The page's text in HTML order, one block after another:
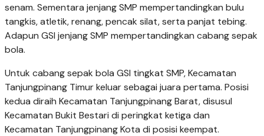
senam. Sementara jenjang SMP mempertandingkan bulu
tangkis, atletik, renang, pencak silat, serta panjat tebing.
Adapun GSI jenjang SMP mempertandingkan cabang sepak
bola.
Untuk cabang sepak bola GSI tingkat SMP, Kecamatan
Tanjungpinang Timur keluar sebagai juara pertama. Posisi
kedua diraih Kecamatan Tanjungpinang Barat, disusul
Kecamatan Bukit Bestari di peringkat ketiga dan
Kecamatan Tanjungpinang Kota di posisi keempat.